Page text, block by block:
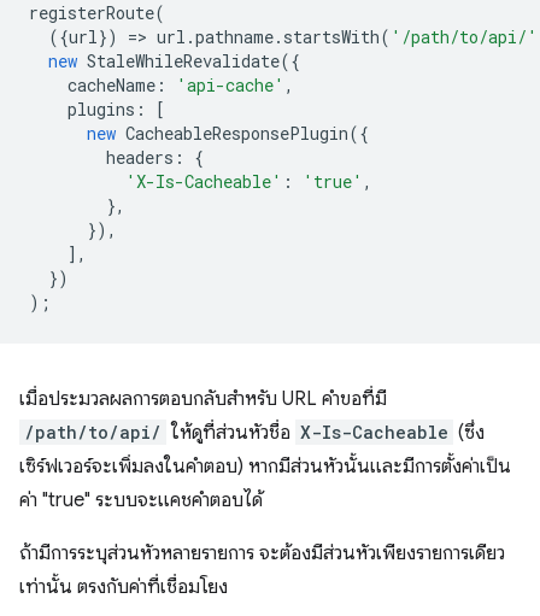
registerRoute(
({url}) => url .pathname. startsWith( '/path/to/api/'
new StaleWhileRevalidate({
cacheName : 'api-cache' ,
plugins :
[
new CacheableResponsePlugin({
headers :
{
'X-Is-Cacheable' : 'true' ,
},
}),
],
})
);
เมื่อประมวลผลการตอบกลับสำหรับ URL คำขอที่มี
/path/to/api/ ให้ดูที่ส่วนหัวชื่อ X-Is-Cacheable (ซึ่ง
เซิร์ฟเวอร์จะเพิ่มลงในคำตอบ) หากมีส่วนหัวนั้นและมีการตั้งค่าเป็น
ค่า "true" ระบบจะแคชคำตอบได้
ถ้ามีการระบุส่วนหัวหลายรายการ จะต้องมีส่วนหัวเพียงรายการเดียว
เท่านั้น ตรงกับค่าที่เชื่อมโยง